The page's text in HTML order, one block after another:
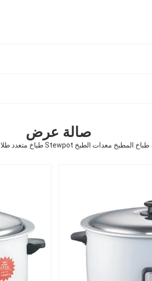
صالة عرض
طباخ المطبخ معدات الطبخ Stewpot طباخ متعدد طلاء غير لاصق